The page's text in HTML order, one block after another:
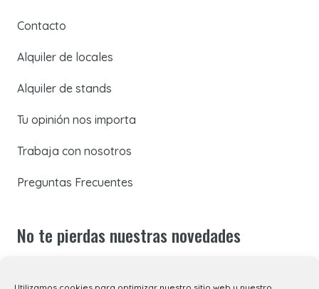
Contacto
Alquiler de locales
Alquiler de stands
Tu opinión nos importa
Trabaja con nosotros
Preguntas Frecuentes
No te pierdas nuestras novedades